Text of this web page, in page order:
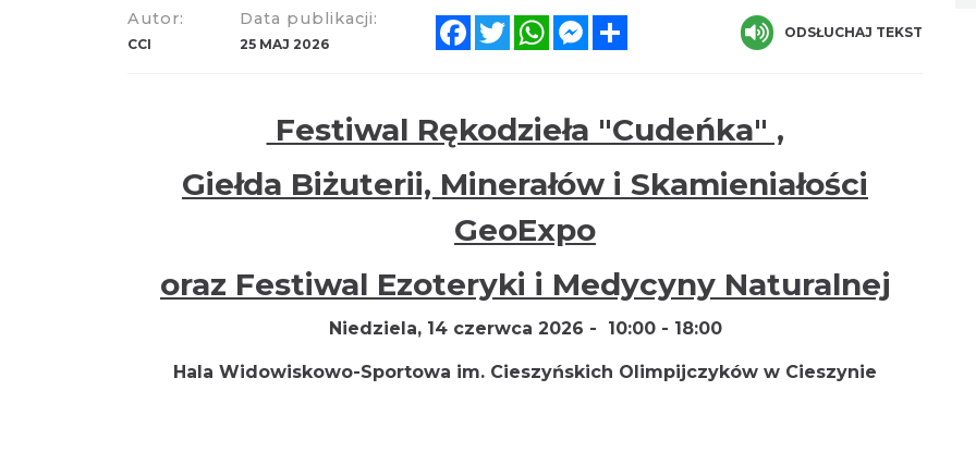
Autor:
CCI
Data publikacji:
25 MAJ 2026
FacebookTwitterWhatsAppMessenger ODSŁUCHAJ TEKST
Festiwal Rękodzieła "Cudeńka" ,
Giełda Biżuterii, Minerałów i Skamieniałości
GeoExpo
oraz Festiwal Ezoteryki i Medycyny Naturalnej
Niedziela, 14 czerwca 2026 - 10:00 - 18:00
Hala Widowiskowo-Sportowa im. Cieszyńskich Olimpijczyków w Cieszynie